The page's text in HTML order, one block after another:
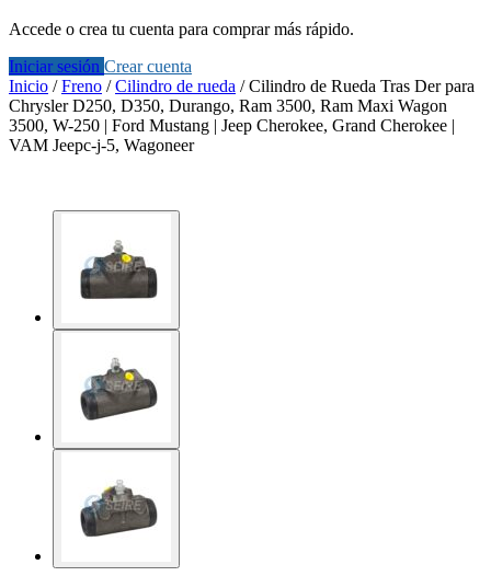
Accede o crea tu cuenta para comprar más rápido.
Iniciar sesión Crear cuenta
Inicio /Freno /Cilindro de rueda /Cilindro de Rueda Tras Der para
Chrysler D250, D350, Durango, Ram 3500, Ram Maxi Wagon
3500, W-250 | Ford Mustang | Jeep Cherokee, Grand Cherokee |
VAM Jeepc-j-5, Wagoneer